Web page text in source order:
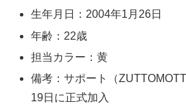
生年月日：2004年1月26日
年齢：22歳
担当カラー：黄
備考：サポート（
19日に正式加入